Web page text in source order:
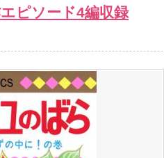
ピソード4編収録